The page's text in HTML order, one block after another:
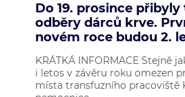
Do 19. prosince
odběry dárců krve.
novém roce budou 2.
KRÁTKÁ INFORMACE Stejně
i letos v závěru roku omezen
místa transfuzního pracoviště